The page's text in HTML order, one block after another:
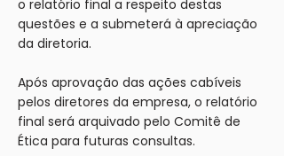
o relatório final a respeito destas
questões e a submeterá à apreciação
da diretoria.
Após aprovação das ações cabíveis
pelos diretores da empresa, o relatório
final será arquivado pelo Comitê de
Ética para futuras consultas.